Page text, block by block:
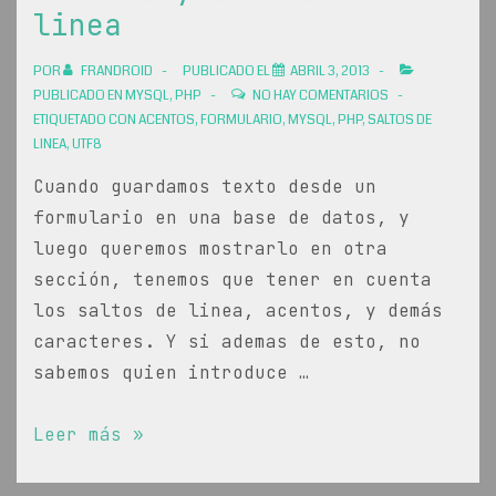
linea
POR FRANDROID PUBLICADO EL
ABRIL 3, 2013
PUBLICADO ENMYSQL,PHP
NO HAY COMENTARIOS
ETIQUETADO CONACENTOS,FORMULARIO,MYSQL,PHP,SALTOS DE
LINEA,UTF8
Cuando guardamos texto desde un
formulario en una base de datos, y
luego queremos mostrarlo en otra
sección, tenemos que tener en cuenta
los saltos de linea, acentos, y demás
caracteres. Y si ademas de esto, no
sabemos quien introduce …
Guardar
Leer más »